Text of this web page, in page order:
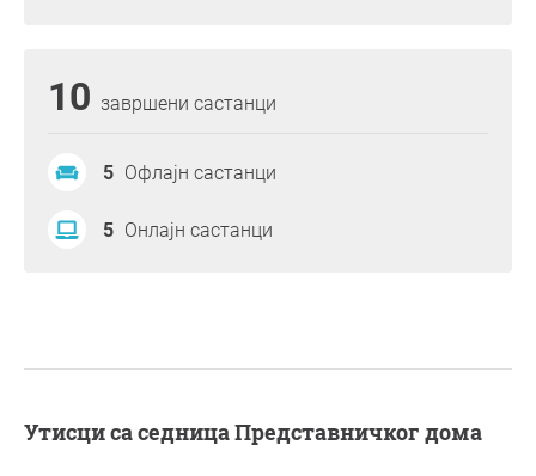
10 завршени састанци
5 Офлајн састанци
5 Онлајн састанци
Утисци са седница Представничког дома